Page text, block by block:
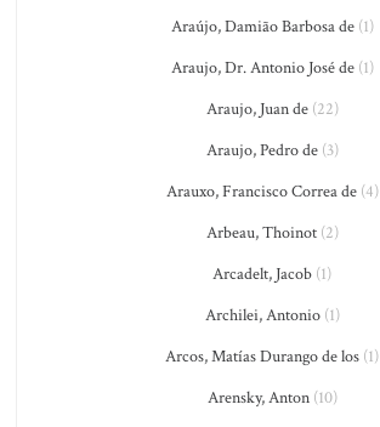
Araújo, Damião Barbosa de(1)
Araujo, Dr. Antonio José de(1)
Araujo, Juan de(22)
Araujo, Pedro de(3)
Arauxo, Francisco Correa de(4)
Arbeau, Thoinot(2)
Arcadelt, Jacob (1)
Archilei, Antonio(1)
Arcos, Matías Durango de los (1)
Arensky, Anton(10)